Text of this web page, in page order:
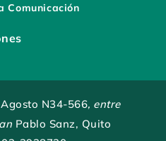
Comunicación
N34-566, entre
Pablo Sanz, Quito